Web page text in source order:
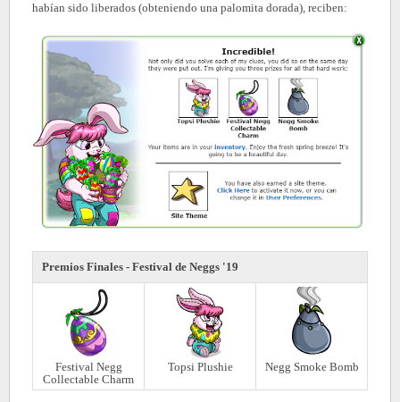
habían sido liberados (obteniendo una palomita dorada), reciben:
Premios Finales - Festival de Neggs '19
Festival Negg
Collectable Charm
Topsi Plushie Negg Smoke Bomb